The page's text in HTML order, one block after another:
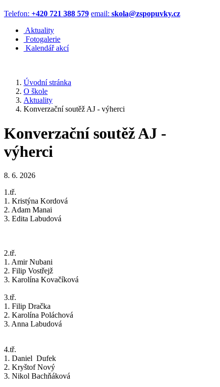
Telefon: +420 721 388 579 email: skola@zspopuvky.cz
Aktuality
Fotogalerie
Kalendář akcí
Úvodní stránka
O škole
Aktuality
Konverzační soutěž AJ - výherci
Konverzační soutěž AJ -
výherci
8. 6. 2026
1.tř.
1. Kristýna Kordová
2. Adam Manai
3. Edita Labudová
2.tř.
1. Amir Nubani
2. Filip Vostřejž
3. Karolína Kovačíková
3.tř.
1. Filip Dračka
2. Karolína Poláchová
3. Anna Labudová
4.tř.
1. Daniel Dufek
2. Kryštof Nový
3. Nikol Bachňáková